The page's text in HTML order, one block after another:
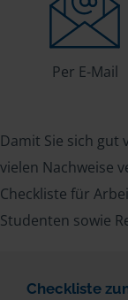
Per E-Mail
Damit Sie sich
vielen Nachweise
Checkliste für
Studenten sowie
Checkliste